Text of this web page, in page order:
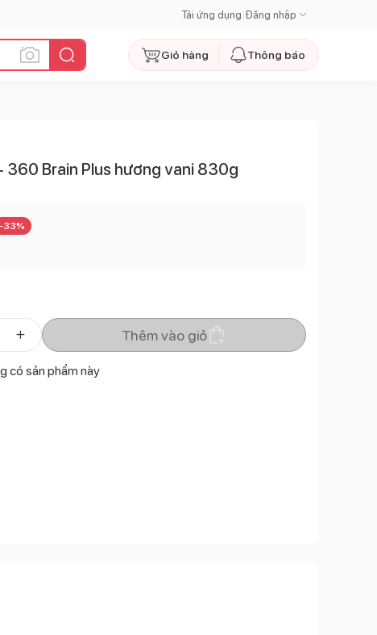
Tải ứng dụng Đăng nhập
Giỏ hàng Thông báo
360 Brain Plus hương vani 830g
-33%
Thêm vào giỏ
có sản phẩm này